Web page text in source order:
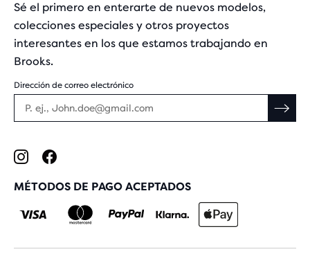
Sé el primero en enterarte de nuevos modelos,
colecciones especiales y otros proyectos
interesantes en los que estamos trabajando en
Brooks.
Dirección de correo electrónico
MÉTODOS DE PAGO ACEPTADOS